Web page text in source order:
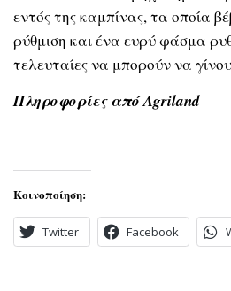
εντός της καμπίνας, τα οποία
ρύθμιση και ένα ευρύ φάσμα
τελευταίες να μπορούν να
Πληροφορίες από Agriland
Κοινοποίηση:
Twitter Facebook